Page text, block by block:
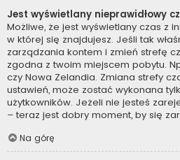
Jest wyświetlany nieprawidłowy
Możliwe, że jest wyświetlany czas z
w której się znajdujesz. Jeśli tak
zarządzania kontem i zmień strefę
zgodna z twoim miejscem pobytu.
czy Nowa Zelandia. Zmiana strefy
ustawień, może zostać wykonana
użytkowników. Jeżeli nie jesteś
– teraz jest dobry moment, by się
Na górę